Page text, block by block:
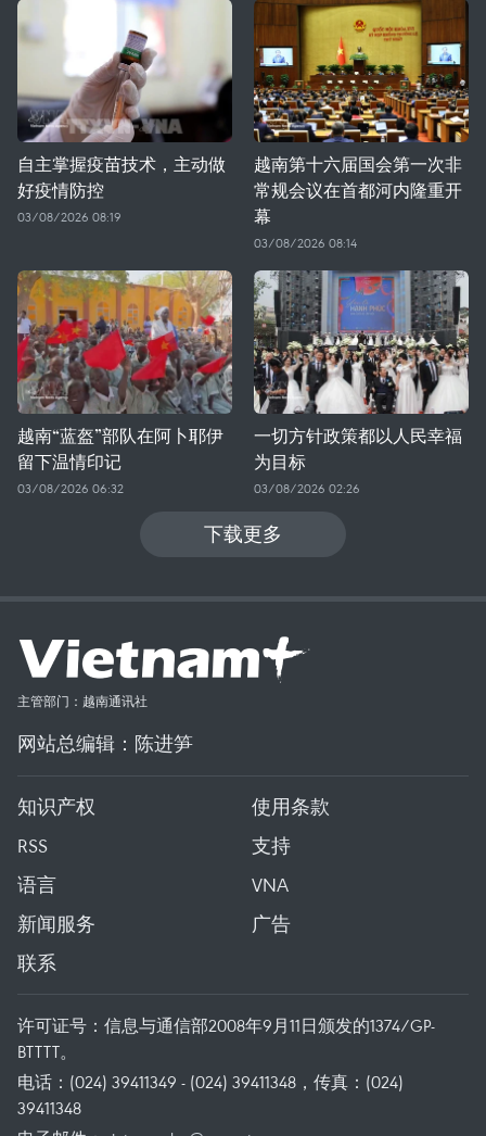
自主掌握疫苗技术，主动做
好疫情防控
03/08/2026 08:19
越南第十六届国会第一次非
常规会议在首都河内隆重开
幕
03/08/2026 08:14
越南“蓝盔”部队在阿卜耶伊
留下温情印记
03/08/2026 06:32
一切方针政策都以人民幸福
为目标
03/08/2026 02:26
下载更多
主管部门：越南通讯社
网站总编辑：陈进笋
知识产权
使用条款
RSS
支持
语言
VNA
新闻服务
广告
联系
许可证号：信息与通信部2008年9月11日颁发的1374/GP-
BTTTT。
电话：(024) 39411349 - (024) 39411348，传真：(024)
39411348